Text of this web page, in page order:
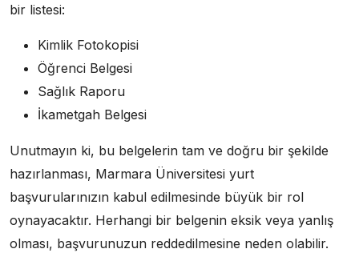
bir listesi:
Kimlik Fotokopisi
Öğrenci Belgesi
Sağlık Raporu
İkametgah Belgesi
Unutmayın ki, bu belgelerin tam ve doğru bir şekilde
hazırlanması, Marmara Üniversitesi yurt
başvurularınızın kabul edilmesinde büyük bir rol
oynayacaktır. Herhangi bir belgenin eksik veya yanlış
olması, başvurunuzun reddedilmesine neden olabilir.